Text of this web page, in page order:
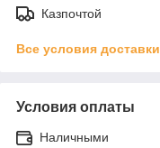
Казпочтой
Все условия доставки
Условия оплаты
Наличными